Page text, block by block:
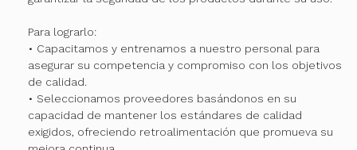
Para lograrlo:
• Capacitamos y entrenamos a nuestro personal para
asegurar su competencia y compromiso con los objetivos
de calidad.
• Seleccionamos proveedores basándonos en su
capacidad de mantener los estándares de calidad
exigidos, ofreciendo retroalimentación que promueva su